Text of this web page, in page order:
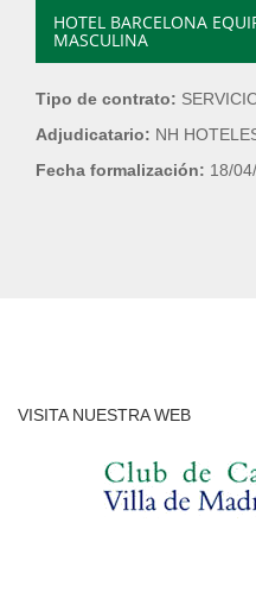
HOTEL BARCELONA
MASCULINA
Tipo de contrato:
Adjudicatario: NH
Fecha formalización: 18/
VISITA NUESTRA WEB